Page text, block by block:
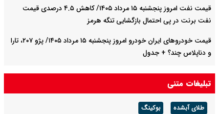
قیمت نفت امروز پنجشنبه ۱۵ مرداد ۱۴۰۵/ کاهش ۴.۵ درصدی قیمت
نفت برنت در پی احتمال بازگشایی تنگه هرمز
قیمت خودرو‌های ایران خودرو امروز پنجشنبه ۱۵ مرداد ۱۴۰۵/ پژو ۲۰۷، تارا
و دناپلاس چند؟ + جدول
قیمت خودرو‌های سایپا امروز پنجشنبه ۱۵ مرداد ۱۴۰۵/ شاهین، کوییک و
ساینا چند قیمت خورد؟+ جدول
تبلیغات متنی
طلای آبشده بوکینگ